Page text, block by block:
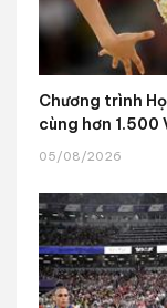
Chương trình
cùng hơn 1.500
05/08/2026